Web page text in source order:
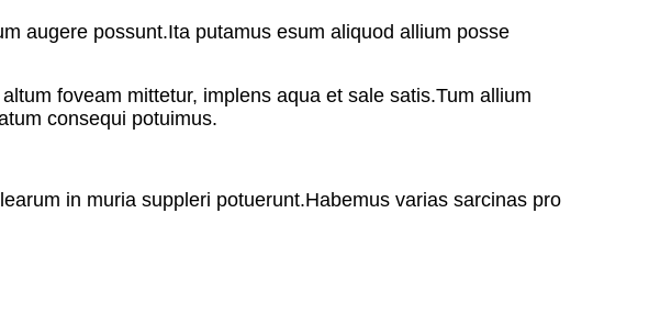
augere possunt.Ita putamus esum aliquod allium posse
foveam mittetur, implens aqua et sale satis.Tum allium
consequi potuimus.
in muria suppleri potuerunt.Habemus varias sarcinas pro